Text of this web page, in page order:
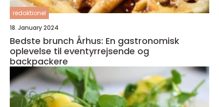
redaktionel
18. January 2024
Bedste brunch Århus: En gastronomisk
oplevelse til eventyrrejsende og
backpackere